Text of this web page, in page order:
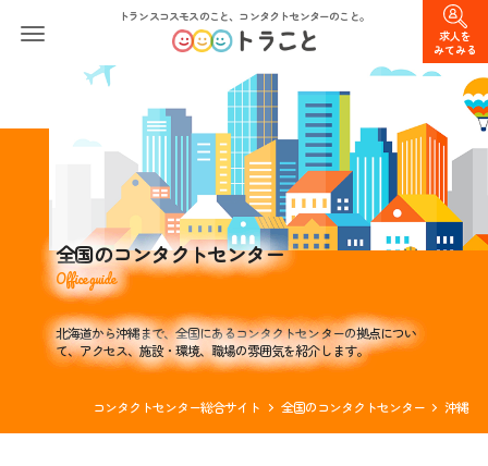
トランスコスモスのこと、コンタクトセンターのこと。
求人を
みてみる
全国のコンタクトセンター
Office guide
北海道から沖縄まで、全国にあるコンタクトセンターの拠点につい
て、アクセス、施設・環境、職場の雰囲気を紹介します。
コンタクトセンター総合サイト 全国のコンタクトセンター 沖縄